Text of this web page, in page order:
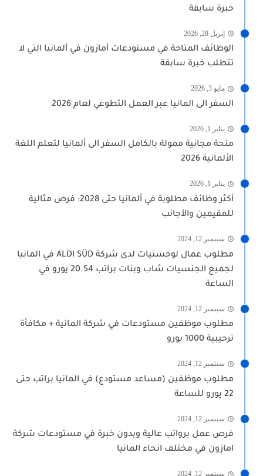
خبرة سابقة
إبريل 28, 2026
الوظائف المتاحة في مستودعات أمازون في ألمانيا التي لا
تتطلب خبرة سابقة
مايو 3, 2026
السفر الى المانيا عبر العمل التطوعي لعام 2026
يناير 1, 2026
منحة مجانية ممولة بالكامل السفر الى ألمانيا لتعلم اللغة
الألمانية 2026
يناير 1, 2026
أكثر وظائف مطلوبة في ألمانيا حتى 2028: فرص مثالية
للمقيمين والأجانب
سبتمبر 12, 2024
مطلوب عمال لوجستيات لدى شركة ALDI SÜD في المانيا
لجميع الجنسيات شاب وبنات براتب 20.54 يورو في
الساعة
سبتمبر 12, 2024
مطلوب موظفين مستودعات في شركة المانية + مكافأة
ترحيبية 1000 يورو
سبتمبر 12, 2024
مطلوب موظفين (مساعد مستودع) في المانيا براتب حتى
22 يورو للساعة
سبتمبر 12, 2024
فرص عمل برواتب عالية وبدون خبرة في مستودعات شركة
امازون في مختلف انحاء المانيا
سبتمبر 12, 2024